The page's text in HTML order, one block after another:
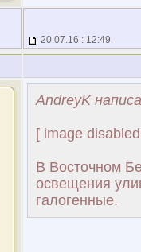
20.07.16 : 12:49
AndreyK
[ image
В Восточном
освещения
галогенные.